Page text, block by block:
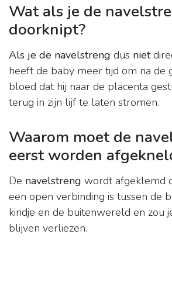
Wat als je de
doorknipt?
Als je de navelstreng dus niet
heeft de baby meer tijd om na de
bloed dat hij naar de placenta
terug in zijn lijf te laten stromen.
Waarom moet de
eerst worden
De navelstreng wordt afgeklemd
een open verbinding is tussen de
kindje en de buitenwereld en zou
blijven verliezen.